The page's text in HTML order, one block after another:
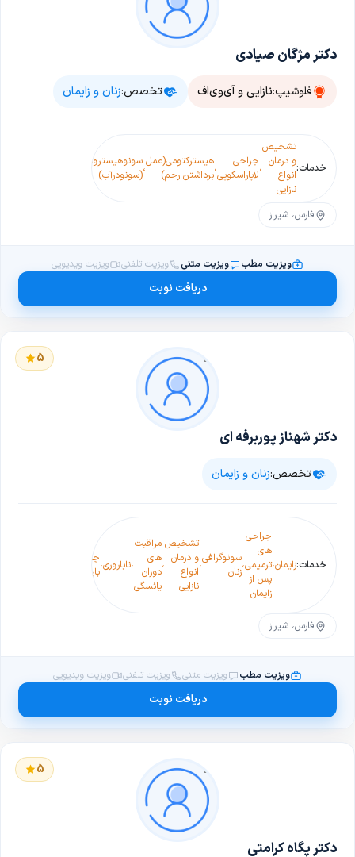
دکتر مژگان صیادی
فلوشیپ:نازایی و آی‌وی‌اف تخصص:زنان و زایمان
خدمات:
تشخیص
و درمان
انواع
نازایی
،جراحی
لاپاراسکوپی،هیسترکتومی(عمل
برداشتن رحم)
،سونوهیستروگرام
(سونودرآب)
فارس، شیراز
ویزیت مطب ویزیت متنی ویزیت تلفنی ویزیت ویدیویی
دریافت نوبت
5
دکتر شهناز پوربرفه ای
تخصص:زنان و زایمان
خدمات:زایمان،
جراحی
های
ترمیمی
پس از
زایمان
،سونوگرافی
زنان
،
تشخیص
و درمان
انواع
نازایی
،
مراقبت
های
دوران
یائسگی
،ناباروری،چکاپ
بارداری
فارس، شیراز
ویزیت مطب ویزیت متنی ویزیت تلفنی ویزیت ویدیویی
دریافت نوبت
5
دکتر پگاه کرامتی